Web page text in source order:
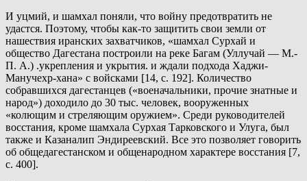
И уцмий, и шамхал поняли, что войну предотвратить не
удастся. Поэтому, чтобы как-то защитить свои земли от
нашествия иранских захватчиков, «шамхал Сурхай и
общество Дагестана построили на реке Багам (Уллучай — М.-
П. А.) .укрепления и укрытия. и ждали подхода Хаджи-
Манучехр-хана» с войсками [14, с. 192]. Количество
собравшихся дагестанцев («военачальники, прочие знатные и
народ») доходило до 30 тыс. человек, вооруженных
«колющим и стреляющим оружием». Среди руководителей
восстания, кроме шамхала Сурхая Тарковского и Улуга, был
также и Казаналип Эндиреевский. Все это позволяет говорить
об общедагестанском и общенародном характере восстания [7,
с. 400].